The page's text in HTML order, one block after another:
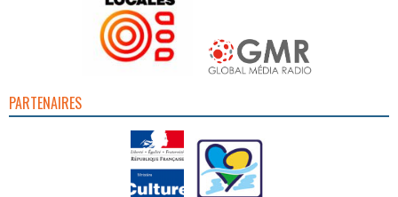
PARTENAIRES